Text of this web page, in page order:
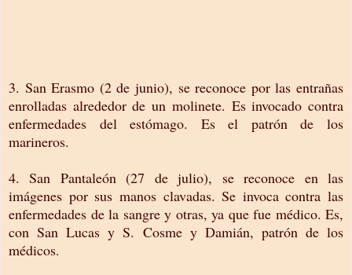
3. San Erasmo (2 de junio), se reconoce por las entrañas
enrolladas alrededor de un molinete. Es invocado contra
enfermedades del estómago. Es el patrón de los
marineros.
4. San Pantaleón (27 de julio), se reconoce en las
imágenes por sus manos clavadas. Se invoca contra las
enfermedades de la sangre y otras, ya que fue médico. Es,
con San Lucas y S. Cosme y Damián, patrón de los
médicos.